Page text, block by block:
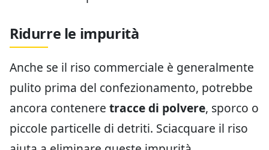
Ridurre le impurità
Anche se il riso commerciale è generalmente
pulito prima del confezionamento, potrebbe
ancora contenere tracce di polvere, sporco o
piccole particelle di detriti. Sciacquare il riso